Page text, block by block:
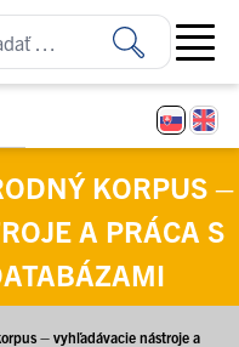
Open
KORPUS –
A PRÁCA S
– vyhľadávacie nástroje a